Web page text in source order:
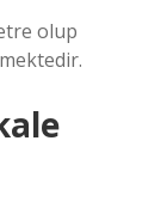
olup